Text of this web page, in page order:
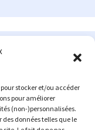
stocker et/ou accéder
pour améliorer
(non-)personnalisées.
données telles que le
depuis de
qui a connu un relatif
et me lancer